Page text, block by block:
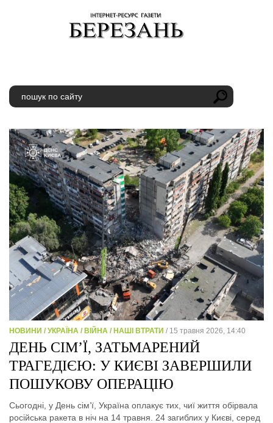
НОВИНИ / УКРАЇНА / ВІЙНА / НАШІ ВТРАТИ / 15 травня 2026, 14:40
ДЕНЬ СІМ’Ї, ЗАТЬМАРЕНИЙ
ТРАГЕДІЄЮ: У КИЄВІ ЗАВЕРШИЛИ
ПОШУКОВУ ОПЕРАЦІЮ
Сьогодні, у День сім’ї, Україна оплакує тих, чиї життя обірвала
російська ракета в ніч на 14 травня. 24 загиблих у Києві, серед